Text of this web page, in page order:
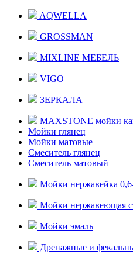
AQWELLA
GROSSMAN
MIXLINE МЕБЕЛЬ
VIGO
ЗЕРКАЛА
MAXSTONE мойки
Мойки глянец
Мойки матовые
Смеситель глянец
Смеситель матовый
Мойки нержавейка
Мойки нержавеющая
Мойки эмаль
Дренажные и